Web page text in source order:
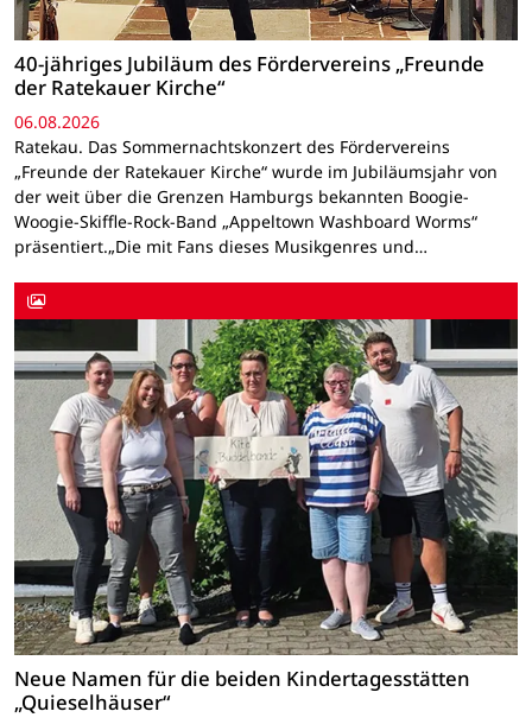
40-jähriges Jubiläum des Fördervereins „Freunde
der Ratekauer Kirche“
06.08.2026
Ratekau. Das Sommernachtskonzert des Fördervereins
„Freunde der Ratekauer Kirche“ wurde im Jubiläumsjahr von
der weit über die Grenzen Hamburgs bekannten Boogie-
Woogie-Skiffle-Rock-Band „Appeltown Washboard Worms“
präsentiert.„Die mit Fans dieses Musikgenres und…
Neue Namen für die beiden Kindertagesstätten
„Quieselhäuser“